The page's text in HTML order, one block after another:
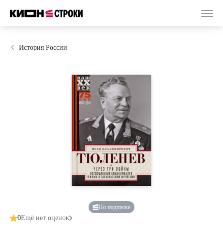
История России
По подписке
0Ещё нет оценок